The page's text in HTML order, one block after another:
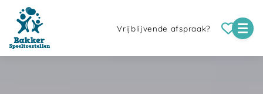
Vrijblijvende afspraak?